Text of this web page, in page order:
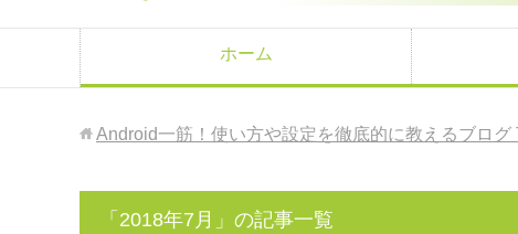
ホーム
Android一筋！使い方や設定を徹底的に教えるブログ
「2018年7月」の記事一覧